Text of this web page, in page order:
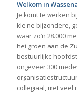
Welkom in
Je komt te werken
kleine bijzondere,
waar zo’n 28.000
het groen aan de
bestuurlijke
ongeveer 300
collegiaal, met veel